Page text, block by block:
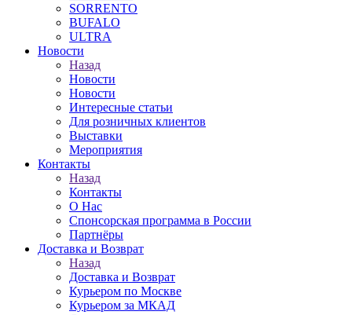
SORRENTO
BUFALO
ULTRA
Новости
Назад
Новости
Новости
Интересные статьи
Для розничных клиентов
Выставки
Мероприятия
Контакты
Назад
Контакты
О Нас
Спонсорская программа в России
Партнёры
Доставка и Возврат
Назад
Доставка и Возврат
Курьером по Москве
Курьером за МКАД